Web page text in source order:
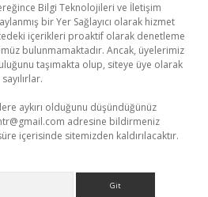
Bilgi Teknolojileri ve İletişim
bir Yer Sağlayıcı olarak hizmet
içerikleri proaktif olarak denetleme
bulunmamaktadır. Ancak, üyelerimiz
taşımakta olup, siteye üye olarak
aykırı olduğunu düşündüğünüz
adresine bildirmeniz
içerisinde sitemizden kaldırılacaktır.